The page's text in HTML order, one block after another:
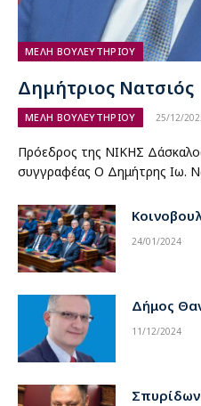
ΜΕΛΗ ΒΟΥΛΕΥΤΗΡΙΟΥ
Δημήτριος Νατσιός
ΜΕΛΗ ΒΟΥΛΕΥΤΗΡΙΟΥ 25/12/
Πρόεδρος της ΝΙΚΗΣ
συγγραφέας Ο Δημήτρης Ιω.
24/01/2024
Δήμος
11/12/2024